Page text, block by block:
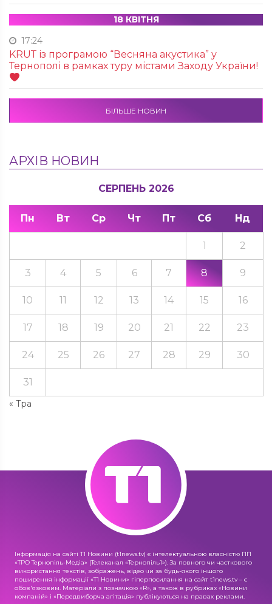
18 КВІТНЯ
17:24
KRUТ із програмою “Весняна акустика” у
Тернополі в рамках туру містами Заходу України!
БІЛЬШЕ НОВИН
АРХІВ НОВИН
СЕРПЕНЬ 2026
Пн Вт Ср Чт Пт Сб Нд
« Тра
1 2
3 4 5 6 7 8 9
10 11 12 13 14 15 16
17 18 19 20 21 22 23
24 25 26 27 28 29 30
31
Інформація на сайті Т1 Новини (t1news.tv) є інтелектуальною власністю ПП
«ТРО Тернопіль-Медіа» (Телеканал «Тернопіль1»). За повного чи часткового
використання текстів, зображень, відео чи за будь-якого іншого
поширення інформації «Т1 Новини» гіперпосилання на сайт t1news.tv – є
обов'язковим. Матеріали з позначкою «R», а також в рубриках «Новини
компаній» і «Передвиборча агітація» публікуються на правах реклами.